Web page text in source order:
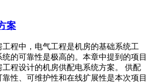
案
程中，电气工程是机房的基础系统工
的可靠性是极高的。本章中提到的项目
程设计的机房供配电系统方案。 供配
性、可维护性和在线扩展性是本次项目